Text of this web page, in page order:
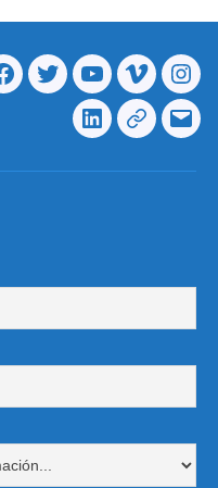
Facebook
TwitterYoutubeVimeo
LinkedinTelegram